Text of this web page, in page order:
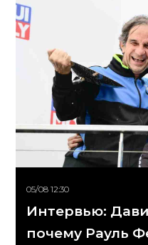
05/08 12:30
Интервью:
почему Рауль